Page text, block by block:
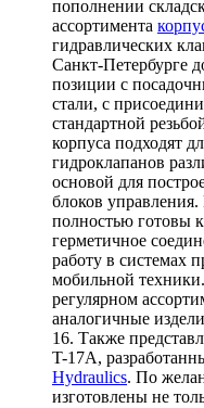
пополнении
ассортимента
гидравлических
Санкт-Петербурге
позиции с
стали, с
стандартной
корпуса подходят
гидроклапанов
основой для
блоков
полностью готовы
герметичное
работу в системах
мобильной
регулярном
аналогичные
16. Также
T-17A,
Hydraulics. По
изготовлены не